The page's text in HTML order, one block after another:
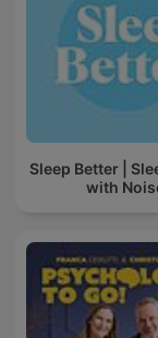
Sleep Better |
with